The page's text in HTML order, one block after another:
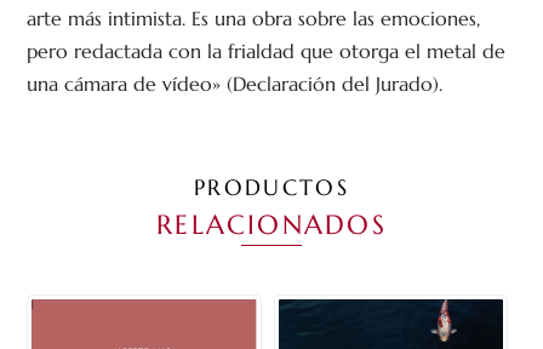
arte más intimista. Es una obra sobre las emociones,
pero redactada con la frialdad que otorga el metal de
una cámara de vídeo» (Declaración del Jurado).
PRODUCTOS
RELACIONADOS